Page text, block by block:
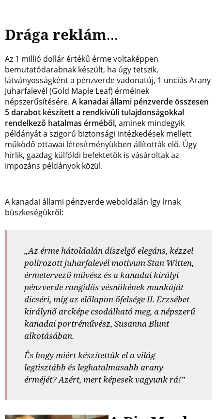
Drága reklám...
Az 1 millió dollár értékű érme voltaképpen
bemutatódarabnak készült, ha úgy tetszik,
látványosságként a pénzverde vadonatúj, 1 unciás Arany
Juharfalevél (Gold Maple Leaf) érméinek
népszerűsítésére. A kanadai állami pénzverde összesen
5 darabot készített a rendkívüli tulajdonságokkal
rendelkező hatalmas érméből, aminek mindegyik
példányát a szigorú biztonsági intézkedések mellett
működő ottawai létesítményükben állították elő. Úgy
hírlik, gazdag külföldi befektetők is vásároltak az
impozáns példányok közül.
A kanadai állami pénzverde weboldalán így írnak
büszkeségükről:
„Az érme hátoldalán díszelgő elegáns, kézzel
polírozott juharfalevél motívum Stan Witten,
érmetervező művész és a kanadai királyi
pénzverde rangidős vésnökének munkáját
dicséri, míg az előlapon őfelsége II. Erzsébet
királynő arcképe csodálható meg, a népszerű
kanadai portréművész, Susanna Blunt
alkotásában.
És hogy miért készítettük el a világ
legtisztább és leghatalmasabb arany
érméjét? Azért, mert képesek vagyunk rá!”